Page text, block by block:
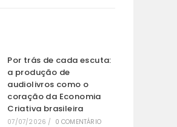
Por trás de cada escuta:
a produção de
audiolivros como o
coração da Economia
Criativa brasileira
07/07/2026 / 0 COMENTÁRIO